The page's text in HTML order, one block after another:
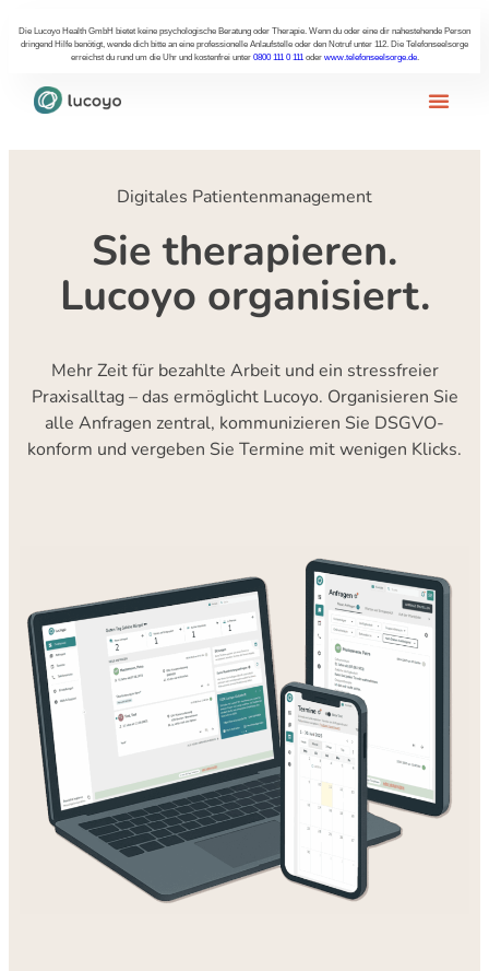
Die Lucoyo Health GmbH bietet keine psychologische Beratung oder Therapie. Wenn du oder eine dir nahestehende Person
dringend Hilfe benötigt, wende dich bitte an eine professionelle Anlaufstelle oder den Notruf unter 112. Die Telefonseelsorge
erreichst du rund um die Uhr und kostenfrei unter 0800 111 0 111oder www.telefonseelsorge.de.
Digitales Patientenmanagement
Sie therapieren.
Lucoyo organisiert.
Mehr Zeit für bezahlte Arbeit und ein stressfreier
Praxisalltag – das ermöglicht Lucoyo. Organisieren Sie
alle Anfragen zentral, kommunizieren Sie DSGVO-
konform und vergeben Sie Termine mit wenigen Klicks.